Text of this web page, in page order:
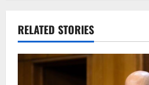
v
i
RELATED STORIES